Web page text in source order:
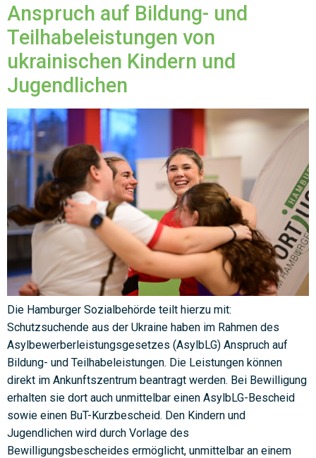
Anspruch auf Bildung- und
Teilhabeleistungen von
ukrainischen Kindern und
Jugendlichen
Die Hamburger Sozialbehörde teilt hierzu mit:
Schutzsuchende aus der Ukraine haben im Rahmen des
Asylbewerberleistungsgesetzes (AsylbLG) Anspruch auf
Bildung- und Teilhabeleistungen. Die Leistungen können
direkt im Ankunftszentrum beantragt werden. Bei Bewilligung
erhalten sie dort auch unmittelbar einen AsylbLG-Bescheid
sowie einen BuT-Kurzbescheid. Den Kindern und
Jugendlichen wird durch Vorlage des
Bewilligungsbescheides ermöglicht, unmittelbar an einem